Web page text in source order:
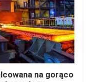
na gorąco